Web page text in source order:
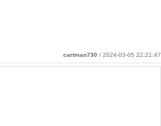
cartman730 / 2024-03-05 22:21:47